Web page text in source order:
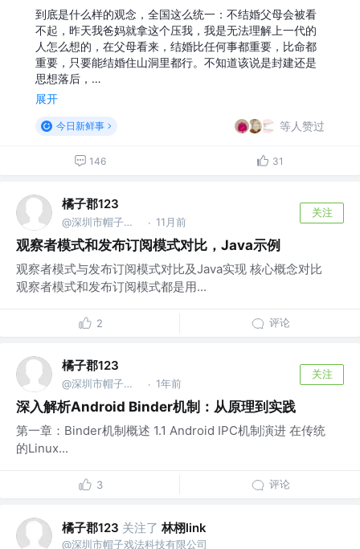
到底是什么样的观念，全国这么统一：不结婚父母会被看
不起，昨天我爸妈就拿这个压我，我是无法理解上一代的
人怎么想的，在父母看来，结婚比任何事都重要，比命都
重要，只要能结婚住山洞里都行。不知道该说是封建还是
思想落后，…
展开
今日新鲜事 等人赞过
146 31
橘子郡123
@深圳市帽子戏法科技有限公司 · 11月前
关注
观察者模式和发布订阅模式对比，Java示例
观察者模式与发布订阅模式对比及Java实现 核心概念对比
观察者模式和发布订阅模式都是用...
2 评论
橘子郡123
@深圳市帽子戏法科技有限公司 · 1年前
关注
深入解析Android Binder机制：从原理到实践
第一章：Binder机制概述 1.1 Android IPC机制演进 在传统
的Linux...
3 评论
橘子郡123 关注了 林栩link
@深圳市帽子戏法科技有限公司